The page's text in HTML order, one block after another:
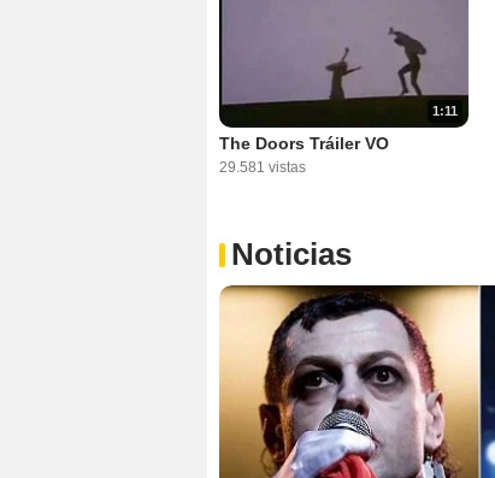
1:11
The Doors Tráiler VO
29.581 vistas
Noticias